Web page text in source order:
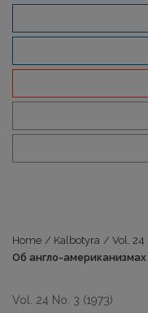
Home / Kalbotyra / Vol. 24
Об англо-
Vol. 24 No. 3 (1973)